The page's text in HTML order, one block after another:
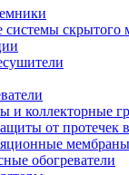
системы скрытого
и коллекторные
от протечек
мембраны
обогреватели